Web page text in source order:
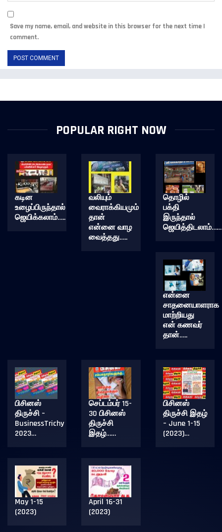
Save my name, email, and website in this browser for the next time I
comment.
POPULAR RIGHT NOW
கடின
உழைப்பிருந்தால்
ஜெயிக்கலாம்…..
வலியும்
வைராக்கியமும்
தான்
என்னை வாழ
வைத்தது…..
தொழில்
பக்தி
இருந்தால்
என்னை
சாதனையாளராக
மாற்றியது
என் கணவர்
தான்…..
பிசினஸ்
திருச்சி –
BusinessTrichy
2023…
செப்டம்பர் 15-
30 பிசினஸ்
திருச்சி
இதழ்……
பிசினஸ்
திருச்சி இதழ்
– June 1-15
(2023)…
May 1-15
(2023)
April 16-31
(2023)